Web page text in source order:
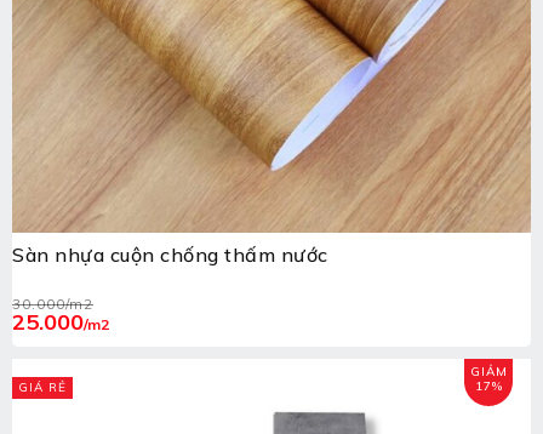
Sàn nhựa cuộn chống thấm nước
30.000/m2
25.000/m2
GIÁ RẺ
GIẢM
17%